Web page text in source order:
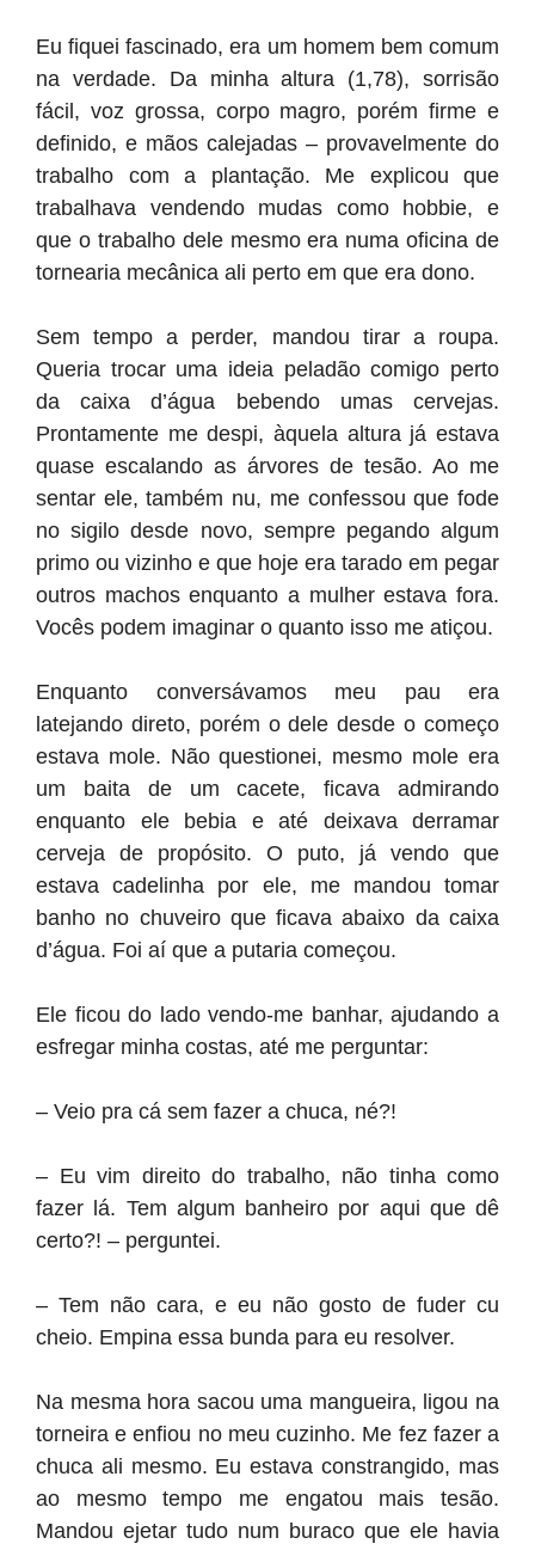
Eu fiquei fascinado, era um homem bem comum
na verdade. Da minha altura (1,78), sorrisão
fácil, voz grossa, corpo magro, porém firme e
definido, e mãos calejadas – provavelmente do
trabalho com a plantação. Me explicou que
trabalhava vendendo mudas como hobbie, e
que o trabalho dele mesmo era numa oficina de
tornearia mecânica ali perto em que era dono.
Sem tempo a perder, mandou tirar a roupa.
Queria trocar uma ideia peladão comigo perto
da caixa d’água bebendo umas cervejas.
Prontamente me despi, àquela altura já estava
quase escalando as árvores de tesão. Ao me
sentar ele, também nu, me confessou que fode
no sigilo desde novo, sempre pegando algum
primo ou vizinho e que hoje era tarado em pegar
outros machos enquanto a mulher estava fora.
Vocês podem imaginar o quanto isso me atiçou.
Enquanto conversávamos meu pau era
latejando direto, porém o dele desde o começo
estava mole. Não questionei, mesmo mole era
um baita de um cacete, ficava admirando
enquanto ele bebia e até deixava derramar
cerveja de propósito. O puto, já vendo que
estava cadelinha por ele, me mandou tomar
banho no chuveiro que ficava abaixo da caixa
d’água. Foi aí que a putaria começou.
Ele ficou do lado vendo-me banhar, ajudando a
esfregar minha costas, até me perguntar:
– Veio pra cá sem fazer a chuca, né?!
– Eu vim direito do trabalho, não tinha como
fazer lá. Tem algum banheiro por aqui que dê
certo?! – perguntei.
– Tem não cara, e eu não gosto de fuder cu
cheio. Empina essa bunda para eu resolver.
Na mesma hora sacou uma mangueira, ligou na
torneira e enfiou no meu cuzinho. Me fez fazer a
chuca ali mesmo. Eu estava constrangido, mas
ao mesmo tempo me engatou mais tesão.
Mandou ejetar tudo num buraco que ele havia